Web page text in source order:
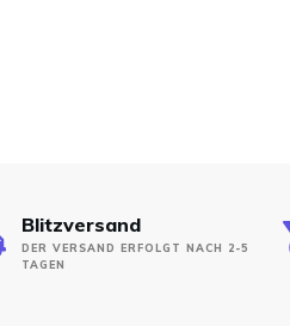
Blitzversand
DER VERSAND ERFOLGT NACH 2-5
TAGEN